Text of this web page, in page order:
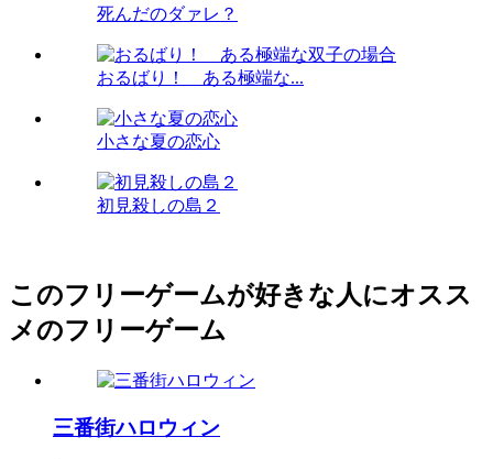
死んだのダァレ？
おるばり！ ある極端な...
小さな夏の恋心
初見殺しの島２
このフリーゲームが好きな人にオスス
メのフリーゲーム
三番街ハロウィン